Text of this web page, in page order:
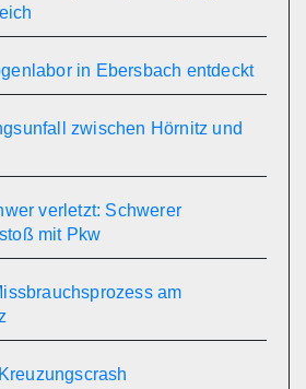
in Ebersbach entdeckt
zwischen Hörnitz und
verletzt: Schwerer
mit Pkw
am